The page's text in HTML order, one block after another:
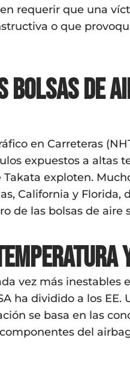
requerir que una
o que
bolsas de
en Carreteras
expuestos a altas
exploten.
California y Florida,
de las bolsas de aire
vez más inestables
ha dividido a los EE.
se basa en las
del